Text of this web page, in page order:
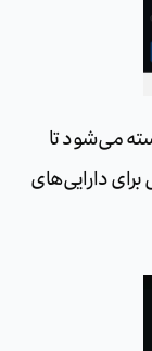
می‌شود تا
برای دارایی‌های